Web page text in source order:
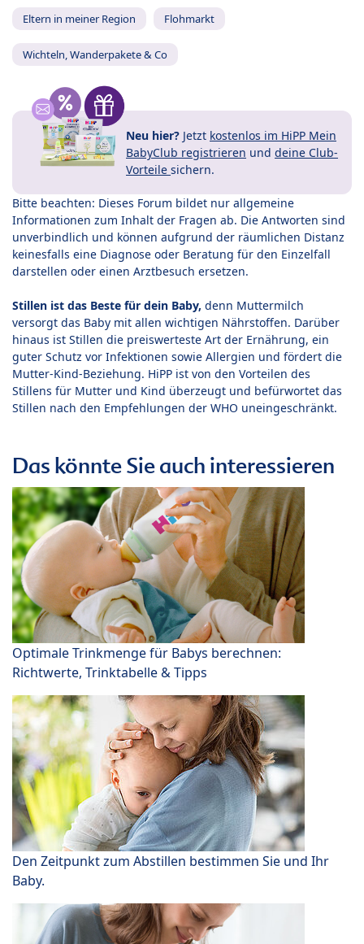
Eltern in meiner Region Flohmarkt
Wichteln, Wanderpakete & Co
Neu hier? Jetzt kostenlos im HiPP Mein
BabyClub registrieren und deine Club-
Vorteile sichern.
Bitte beachten: Dieses Forum bildet nur allgemeine
Informationen zum Inhalt der Fragen ab. Die Antworten sind
unverbindlich und können aufgrund der räumlichen Distanz
keinesfalls eine Diagnose oder Beratung für den Einzelfall
darstellen oder einen Arztbesuch ersetzen.
Stillen ist das Beste für dein Baby, denn Muttermilch
versorgt das Baby mit allen wichtigen Nährstoffen. Darüber
hinaus ist Stillen die preiswerteste Art der Ernährung, ein
guter Schutz vor Infektionen sowie Allergien und fördert die
Mutter-Kind-Beziehung. HiPP ist von den Vorteilen des
Stillens für Mutter und Kind überzeugt und befürwortet das
Stillen nach den Empfehlungen der WHO uneingeschränkt.
Das könnte Sie auch interessieren
Optimale Trinkmenge für Babys berechnen:
Richtwerte, Trinktabelle & Tipps
Den Zeitpunkt zum Abstillen bestimmen Sie und Ihr
Baby.